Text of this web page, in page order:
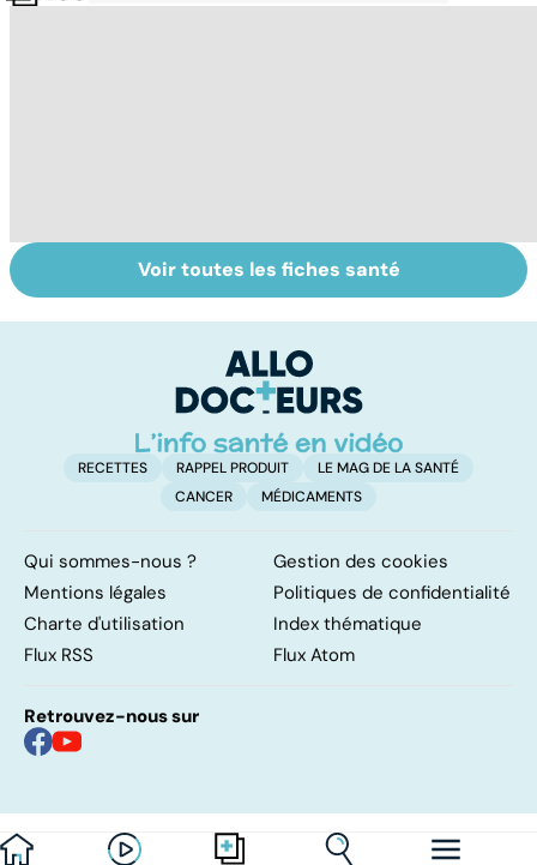
Spondylarthrite
ankylosante, la
Ostéopathie, une
thérapie
Voir toutes les fiches santé
RECETTES RAPPEL PRODUIT
LE MAG DE LA SANTÉ
CANCER
MÉDICAMENTS
Qui sommes-nous ?
Gestion des cookies
Mentions légales
Politiques de confidentialité
Charte d'utilisation
Index thématique
Flux RSS
Flux Atom
Retrouvez-nous sur